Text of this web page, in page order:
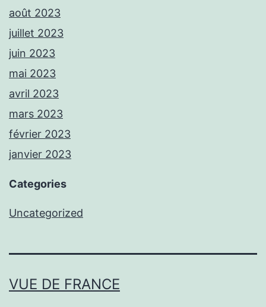
août 2023
juillet 2023
juin 2023
mai 2023
avril 2023
mars 2023
février 2023
janvier 2023
Categories
Uncategorized
VUE DE FRANCE